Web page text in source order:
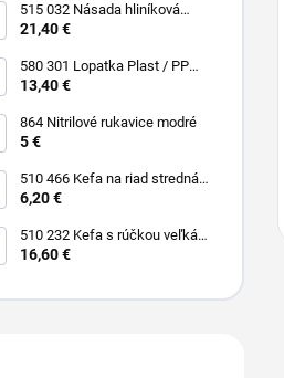
515 032 Násada hliníková
Hliník + Plast / PP 1500 x Ø 25
21,40 €
580 301 Lopatka Plast / PP
310 x 185 / 310 mm
13,40 €
864 Nitrilové rukavice modré
5 €
510 466 Kefa na riad stredná
PBT 0,30 x 25 mm hladká 225
6,20 €
510 232 Kefa s rúčkou veľká
dlhá stredná PBT 0,30 x 45
16,60 €